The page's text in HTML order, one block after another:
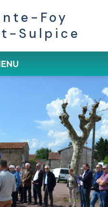
Foy
Sulpice